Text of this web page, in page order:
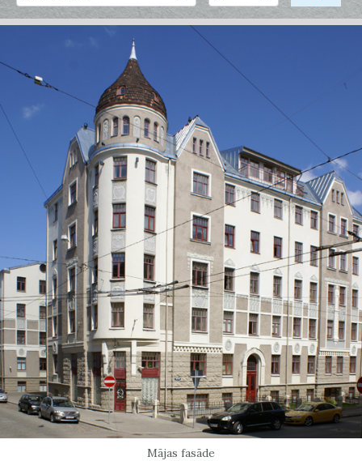
Mājas fasāde